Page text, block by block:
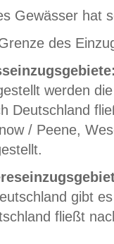
Gewässer hat
des
werden
Deutschland
/ Peene,
gibt
fließt